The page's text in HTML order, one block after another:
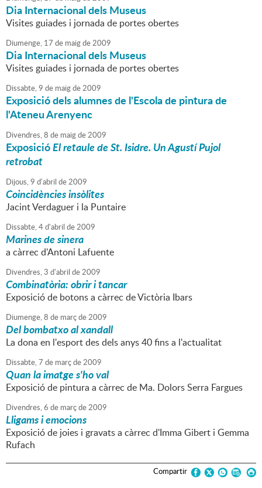
Dia Internacional dels Museus
Visites guiades i jornada de portes obertes
Diumenge, 17 de maigde2009
Dia Internacional dels Museus
Visites guiades i jornada de portes obertes
Dissabte,9 de maigde2009
Exposició dels alumnes de l'Escola de pintura de
l'Ateneu Arenyenc
Divendres,8 de maigde2009
ExposicióEl retaule de St. Isidre. Un Agustí Pujol
retrobat
Dijous,9 d'abril de2009
Coincidències insòlites
Jacint Verdaguer i la Puntaire
Dissabte,4d'abril de2009
Marines de sinera
a càrrec d'Antoni Lafuente
Divendres,3 d'abril de2009
Combinatòria: obrir i tancar
Exposició de botons a càrrec de Victòria Ibars
Diumenge,8 de marçde2009
Del bombatxo al xandall
La dona en l'esport des dels anys 40 fins a l'actualitat
Dissabte,7 de marçde2009
Quan la imatge s'ho val
Exposició de pintura a càrrec de Ma. Dolors Serra Fargues
Divendres,6 de marçde2009
Lligams i emocions
Exposició de joies i gravats a càrrec d'Imma Gibert i Gemma
Rufach
Compartir